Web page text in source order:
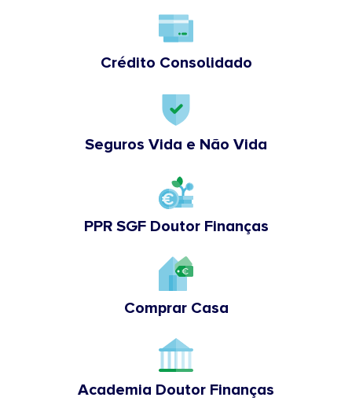
Crédito Consolidado
Seguros Vida e Não Vida
PPR SGF Doutor Finanças
Comprar Casa
Academia Doutor Finanças